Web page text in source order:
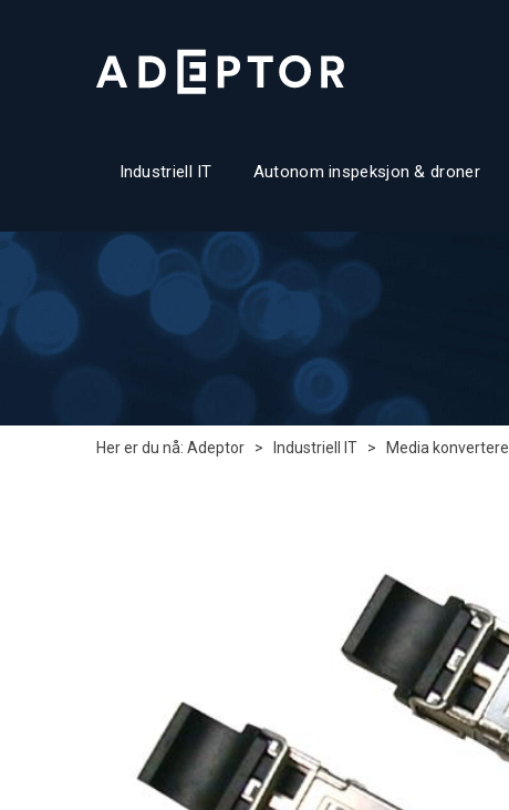
Industriell IT Autonom inspeksjon & droner
Her er du nå: Adeptor > Industriell IT > Media konvertere